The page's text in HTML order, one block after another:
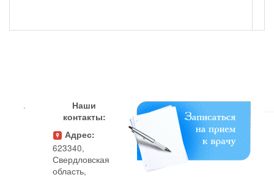
.
Наши
контакты:
Адрес:
623340,
Свердловская
область,